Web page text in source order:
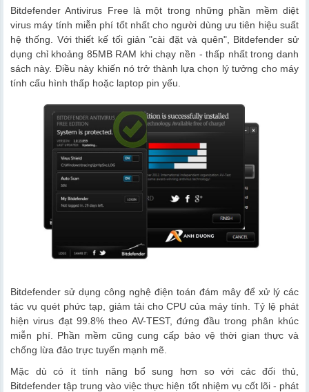
Bitdefender Antivirus Free là một trong những phần mềm diệt
virus máy tính miễn phí tốt nhất cho người dùng ưu tiên hiệu suất
hệ thống. Với thiết kế tối giản "cài đặt và quên", Bitdefender sử
dụng chỉ khoảng 85MB RAM khi chạy nền - thấp nhất trong danh
sách này. Điều này khiến nó trở thành lựa chọn lý tưởng cho máy
tính cấu hình thấp hoặc laptop pin yếu.
Bitdefender sử dụng công nghệ điện toán đám mây để xử lý các
tác vụ quét phức tạp, giảm tải cho CPU của máy tính. Tỷ lệ phát
hiện virus đạt 99.8% theo AV-TEST, đứng đầu trong phân khúc
miễn phí. Phần mềm cũng cung cấp bảo vệ thời gian thực và
chống lừa đảo trực tuyến mạnh mẽ.
Mặc dù có ít tính năng bổ sung hơn so với các đối thủ,
Bitdefender tập trung vào việc thực hiện tốt nhiệm vụ cốt lõi - phát